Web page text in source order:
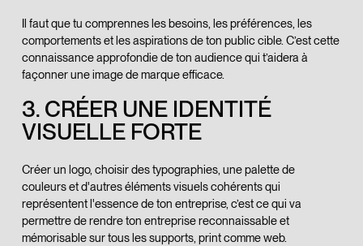
Il faut que tu comprennes les besoins, les préférences, les
comportements et les aspirations de ton public cible. C’est cette
connaissance approfondie de ton audience qui t’aidera à
façonner une image de marque efficace.
3. CRÉER UNE IDENTITÉ
VISUELLE FORTE
Créer un logo, choisir des typographies, une palette de
couleurs et d'autres éléments visuels cohérents qui
représentent l'essence de ton entreprise, c’est ce qui va
permettre de rendre ton entreprise reconnaissable et
mémorisable sur tous les supports, print comme web.